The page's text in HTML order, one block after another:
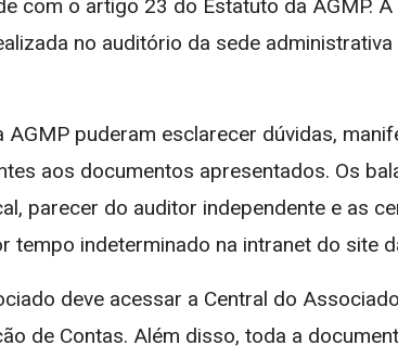
com o artigo 23 do Estatuto da AGMP.
no auditório da sede
puderam esclarecer dúvidas,
aos documentos apresentados. Os
parecer do auditor independente e as
tempo indeterminado na intranet do site
deve acessar a Central do
de Contas. Além disso, toda a